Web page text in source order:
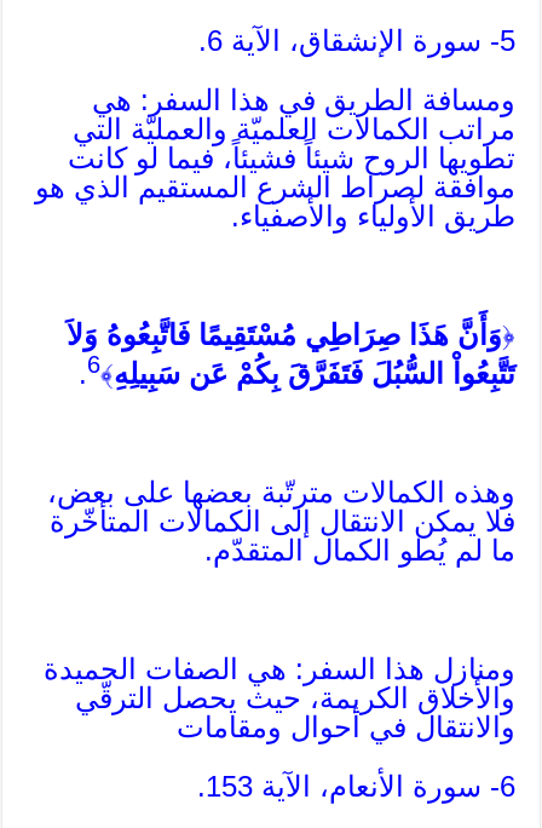
5- سورة الإنشقاق، الآية 6.
ومسافة الطريق في هذا السفر: هي
مراتب الكمالات العلميّة والعمليّة التي
تطويها الروح شيئاً فشيئاً، فيما لو كانت
موافقة لصراط الشرع المستقيم الذي هو
طريق الأولياء والأصفياء.
﴿وَأَنَّ هَذَا صِرَاطِي مُسْتَقِيمًا فَاتَّبِعُوهُ وَلاَ
تَتَّبِعُواْ السُّبُلَ فَتَفَرَّقَ بِكُمْ عَن سَبِيلِهِ﴾6
.
وهذه الكمالات مترتّبة بعضها على بعض،
فلا يمكن الانتقال إلى الكمالات المتأخّرة
ما لم يُطو الكمال المتقدّم.
ومنازل هذا السفر: هي الصفات الحميدة
والأخلاق الكريمة، حيث يحصل الترقّي
والانتقال في أحوال ومقامات
6- سورة الأنعام، الآية 153.